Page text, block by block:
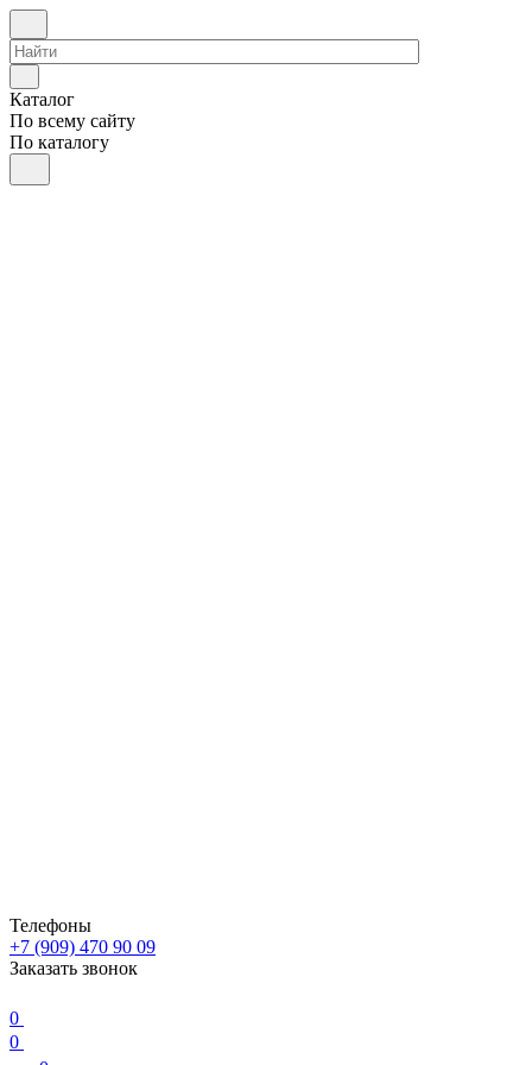
Каталог
По всему сайту
По каталогу
Телефоны
+7 (909) 470 90 09
Заказать звонок
0
0